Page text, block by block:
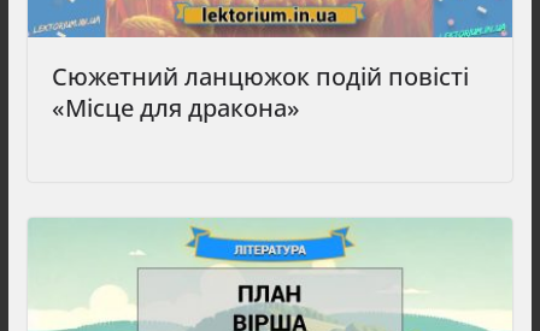
Сюжетний ланцюжок подій повісті
«Місце для дракона»